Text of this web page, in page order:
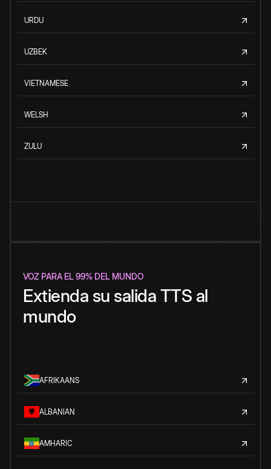
URDU
UZBEK
VIETNAMESE
WELSH
ZULU
VOZ PARA EL 99% DEL MUNDO
Extienda su salida TTS al
mundo
AFRIKAANS
ALBANIAN
AMHARIC